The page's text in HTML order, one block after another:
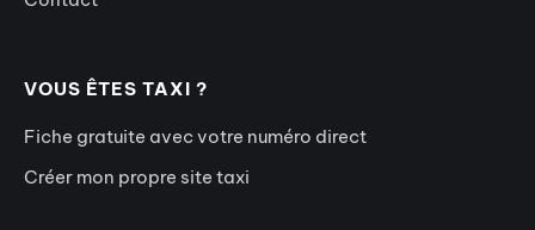
VOUS ÊTES TAXI ?
Fiche gratuite avec votre numéro direct
Créer mon propre site taxi